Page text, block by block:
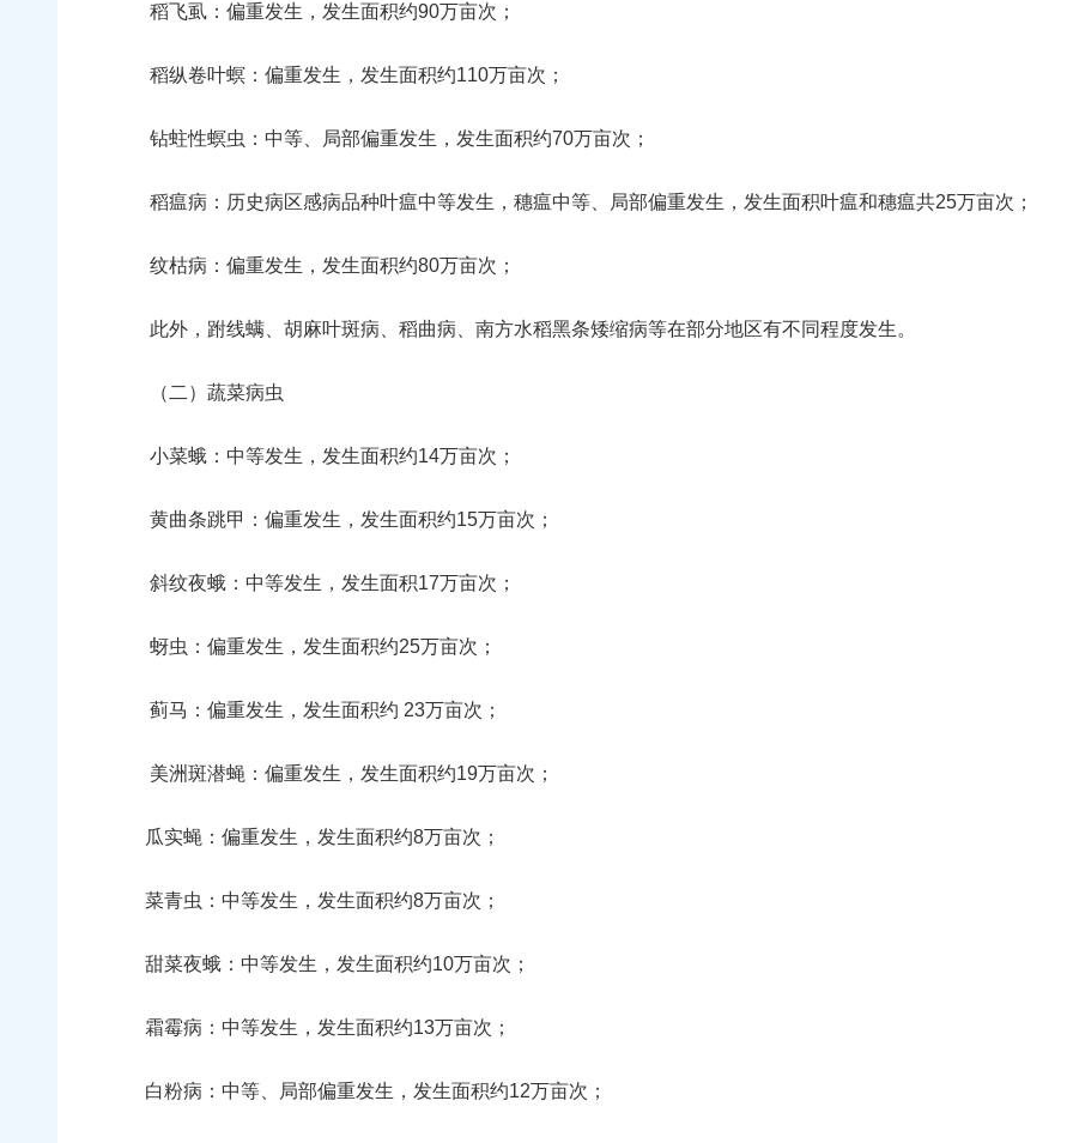
稻飞虱：偏重发生，发生面积约90万亩次；
稻纵卷叶螟：偏重发生，发生面积约110万亩次；
钻蛀性螟虫：中等、局部偏重发生，发生面积约70万亩次；
稻瘟病：历史病区感病品种叶瘟中等发生，穗瘟中等、局部偏重发生，发生面积叶瘟和穗瘟共25万亩次；
纹枯病：偏重发生，发生面积约80万亩次；
此外，跗线螨、胡麻叶斑病、稻曲病、南方水稻黑条矮缩病等在部分地区有不同程度发生。
（二）蔬菜病虫
小菜蛾：中等发生，发生面积约14万亩次；
黄曲条跳甲：偏重发生，发生面积约15万亩次；
斜纹夜蛾：中等发生，发生面积17万亩次；
蚜虫：偏重发生，发生面积约25万亩次；
蓟马：偏重发生，发生面积约 23万亩次；
美洲斑潜蝇：偏重发生，发生面积约19万亩次；
瓜实蝇：偏重发生，发生面积约8万亩次；
菜青虫：中等发生，发生面积约8万亩次；
甜菜夜蛾：中等发生，发生面积约10万亩次；
霜霉病：中等发生，发生面积约13万亩次；
白粉病：中等、局部偏重发生，发生面积约12万亩次；